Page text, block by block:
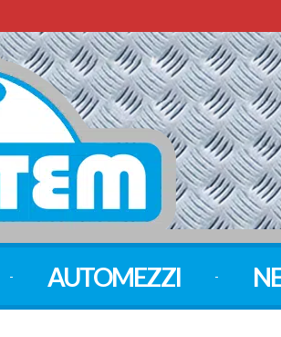
AUTOMEZZI